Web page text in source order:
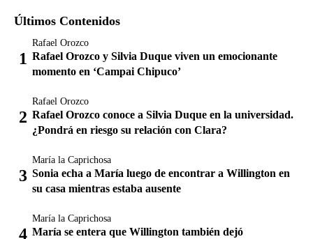
Últimos Contenidos
Rafael Orozco
Rafael Orozco y Silvia Duque viven un emocionante
momento en ‘Campai Chipuco’
Rafael Orozco
Rafael Orozco conoce a Silvia Duque en la universidad.
¿Pondrá en riesgo su relación con Clara?
María la Caprichosa
Sonia echa a María luego de encontrar a Willington en
su casa mientras estaba ausente
María la Caprichosa
María se entera que Willington también dejó